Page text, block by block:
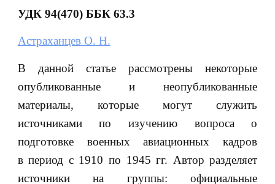
УДК 94(470) ББК 63.3
Астраханцев О. Н.
В данной статье рассмотрены некоторые
опубликованные и неопубликованные
материалы, которые могут служить
источниками по изучению вопроса о
подготовке военных авиационных кадров
в период с 1910 по 1945 гг. Автор разделяет
источники на группы: официальные